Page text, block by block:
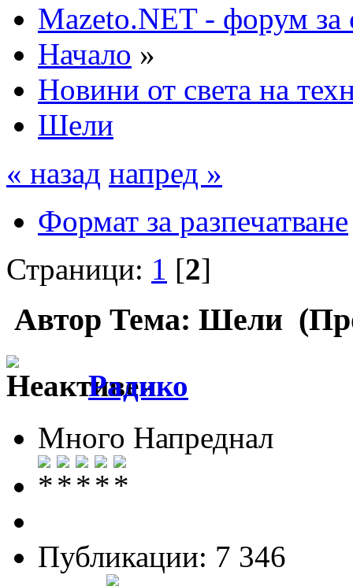
Mazeto.NET - форум за
Начало »
Новини от света на
Шели
« назад напред »
Формат за разпечатване
Страници: 1 [2]
Автор Тема: Шели
Радико
Много Напреднал
Публикации: 7 346